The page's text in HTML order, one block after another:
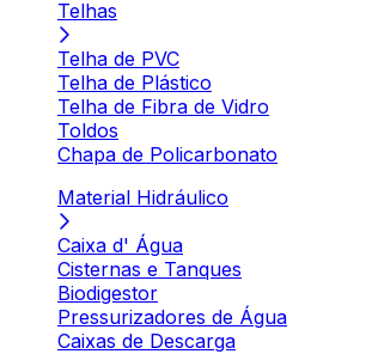
Telhas
Telha de PVC
Telha de Plástico
Telha de Fibra de Vidro
Toldos
Chapa de Policarbonato
Material Hidráulico
Caixa d' Água
Cisternas e Tanques
Biodigestor
Pressurizadores de Água
Caixas de Descarga